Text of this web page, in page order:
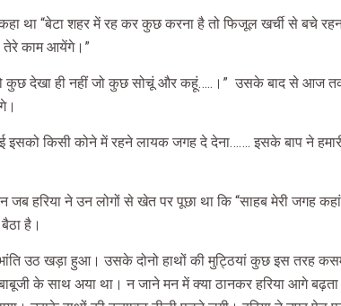
कहा था “बेटा शहर में रह कर कुछ करना है तो फिजूल खर्ची से बचे
तेरे काम आयेंगे।”
कुछ देखा ही नहीं जो कुछ सोचूं और कहूं…..।” उसके बाद से आज तक,
इसको किसी कोने में रहने लायक जगह दे देना……. इसके बाप ने
जब हरिया ने उन लोगों से खेत पर पूछा था कि “साहब मेरी जगह
है।
भांति उठ खड़ा हुआ। उसके दोनो हाथों की मुट्ठियां कुछ इस तरह
के साथ अया था। न जाने मन में क्या ठानकर हरिया आगे